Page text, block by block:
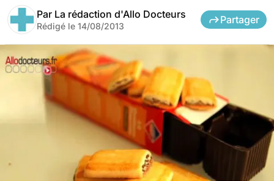
Par La rédaction d'Allo Docteurs
Rédigé le 14/08/2013
Partager